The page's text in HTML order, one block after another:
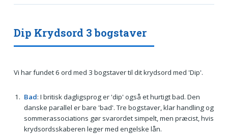
Dip Krydsord 3 bogstaver
Vi har fundet 6 ord med 3 bogstaver til dit krydsord med 'Dip'.
Bad: I britisk dagligsprog er 'dip' også et hurtigt bad. Den
danske parallel er bare 'bad'. Tre bogstaver, klar handling og
sommerassociations gør svarordet simpelt, men præcist, hvis
krydsordsskaberen leger med engelske lån.